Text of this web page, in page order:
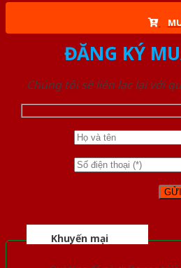
ĐĂNG KÝ
Chúng tôi sẽ liên lạc lại với
Khuyến mại